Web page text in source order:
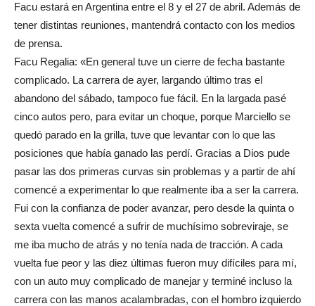
Facu estará en Argentina entre el 8 y el 27 de abril. Además de
tener distintas reuniones, mantendrá contacto con los medios
de prensa.
Facu Regalia: «En general tuve un cierre de fecha bastante
complicado. La carrera de ayer, largando último tras el
abandono del sábado, tampoco fue fácil. En la largada pasé
cinco autos pero, para evitar un choque, porque Marciello se
quedó parado en la grilla, tuve que levantar con lo que las
posiciones que había ganado las perdí. Gracias a Dios pude
pasar las dos primeras curvas sin problemas y a partir de ahí
comencé a experimentar lo que realmente iba a ser la carrera.
Fui con la confianza de poder avanzar, pero desde la quinta o
sexta vuelta comencé a sufrir de muchísimo sobreviraje, se
me iba mucho de atrás y no tenía nada de tracción. A cada
vuelta fue peor y las diez últimas fueron muy difíciles para mí,
con un auto muy complicado de manejar y terminé incluso la
carrera con las manos acalambradas, con el hombro izquierdo